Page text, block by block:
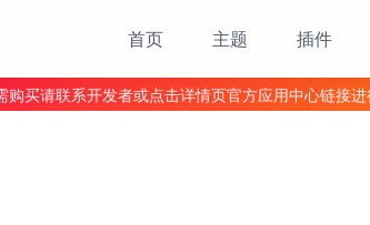
首页 主题 插件
买请联系开发者或点击详情页官方应用中心链接进